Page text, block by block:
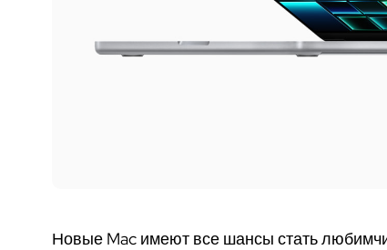
Новые Mac имеют все шансы стать